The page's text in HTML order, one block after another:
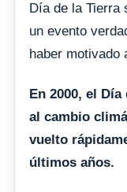
Día de la Tierra
un evento
haber motivado
En 2000, el
al cambio
vuelto
últimos años.